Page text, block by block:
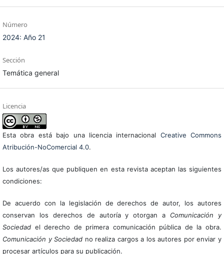
Número
2024: Año 21
Sección
Temática general
Licencia
Esta obra está bajo una licencia internacional Creative Commons
Atribución-NoComercial 4.0.
Los autores/as que publiquen en esta revista aceptan las siguientes
condiciones:
De acuerdo con la legislación de derechos de autor, los autores
conservan los derechos de autoría y otorgan a Comunicación y
Sociedadel derecho de primera comunicación pública de la obra.
Comunicación y Sociedad no realiza cargos a los autores por enviar y
procesar artículos para su publicación.